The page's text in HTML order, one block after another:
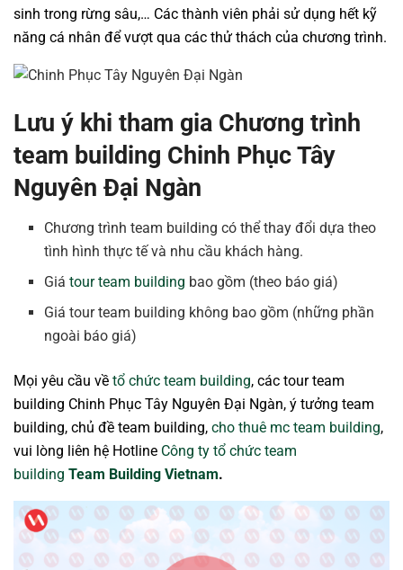
sinh trong rừng sâu,… Các thành viên phải sử dụng hết kỹ
năng cá nhân để vượt qua các thử thách của chương trình.
Lưu ý khi tham gia Chương trình
team building Chinh Phục Tây
Nguyên Đại Ngàn
Chương trình team building có thể thay đổi dựa theo
tình hình thực tế và nhu cầu khách hàng.
Giá tour team building bao gồm (theo báo giá)
Giá tour team building không bao gồm (những phần
ngoài báo giá)
Mọi yêu cầu về tổ chức team building, các tour team
building Chinh Phục Tây Nguyên Đại Ngàn, ý tưởng team
building, chủ đề team building, cho thuê mc team building,
vui lòng liên hệ Hotline Công ty tổ chức team
building Team Building Vietnam.